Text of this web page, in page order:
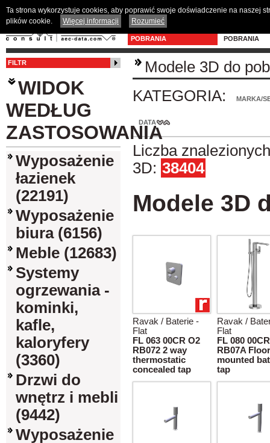
POBRANIA
POBRANIA
FILTR
WIDOK
WEDŁUG
ZASTOSOWANIA
Wyposażenie
łazienek
(22191)
Wyposażenie
biura (6156)
Meble (12683)
Systemy
ogrzewania -
kominki,
kafle,
kaloryfery
(3360)
Drzwi do
wnętrz i mebli
(9442)
Wyposażenie
Modele 3D do
KATEGORIA:
MARKA/
DATA
Liczba
3D: 38404
Modele 3D
Ravak / Baterie -
Flat
FL 063 00CR O2
RB072 2 way
thermostatic
concealed tap
Ravak /
Flat
FL 080 00CR
RB07A Floor
mounted
tap
Ta strona wykorzystuje cookies, aby poprawić swoje doświadczenie na naszej
plików cookie.
Więcej informacji Rozumieć